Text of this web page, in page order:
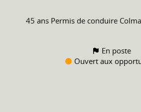
45 ans Permis de conduire
En poste
Ouvert aux